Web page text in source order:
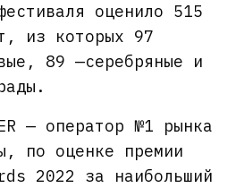
оценило 515
из которых 97
89 —серебряные и
— оператор №1 рынка
по оценке премии
2022 за наибольший